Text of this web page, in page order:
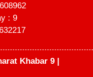
: 9
Khabar 9 |